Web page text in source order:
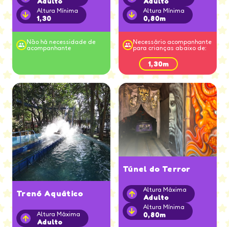
Altura Mínima
1,30
Não há necessidade de
acompanhante
Altura Mínima
0,80m
Necessário acompanhante
para crianças abaixo de:
1,30m
Trenó Aquático
Altura Máxima
Adulto
Túnel do Terror
Altura Máxima
Adulto
Altura Mínima
0,80m